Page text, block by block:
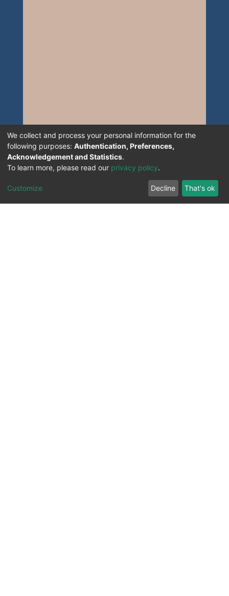
We collect and process your personal information for the
following purposes: Authentication, Preferences,
Acknowledgement and Statistics.
To learn more, please read our privacy policy.
Customize Decline That's ok